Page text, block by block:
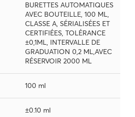
BURETTES AUTOMATIQUES
AVEC BOUTEILLE, 100 ML,
CLASSE A, SÉRIALISÉES ET
CERTIFIÉES, TOLÉRANCE
±0,1ML, INTERVALLE DE
GRADUATION 0,2 ML,AVEC
RÉSERVOIR 2000 ML
100 ml
±0.10 ml